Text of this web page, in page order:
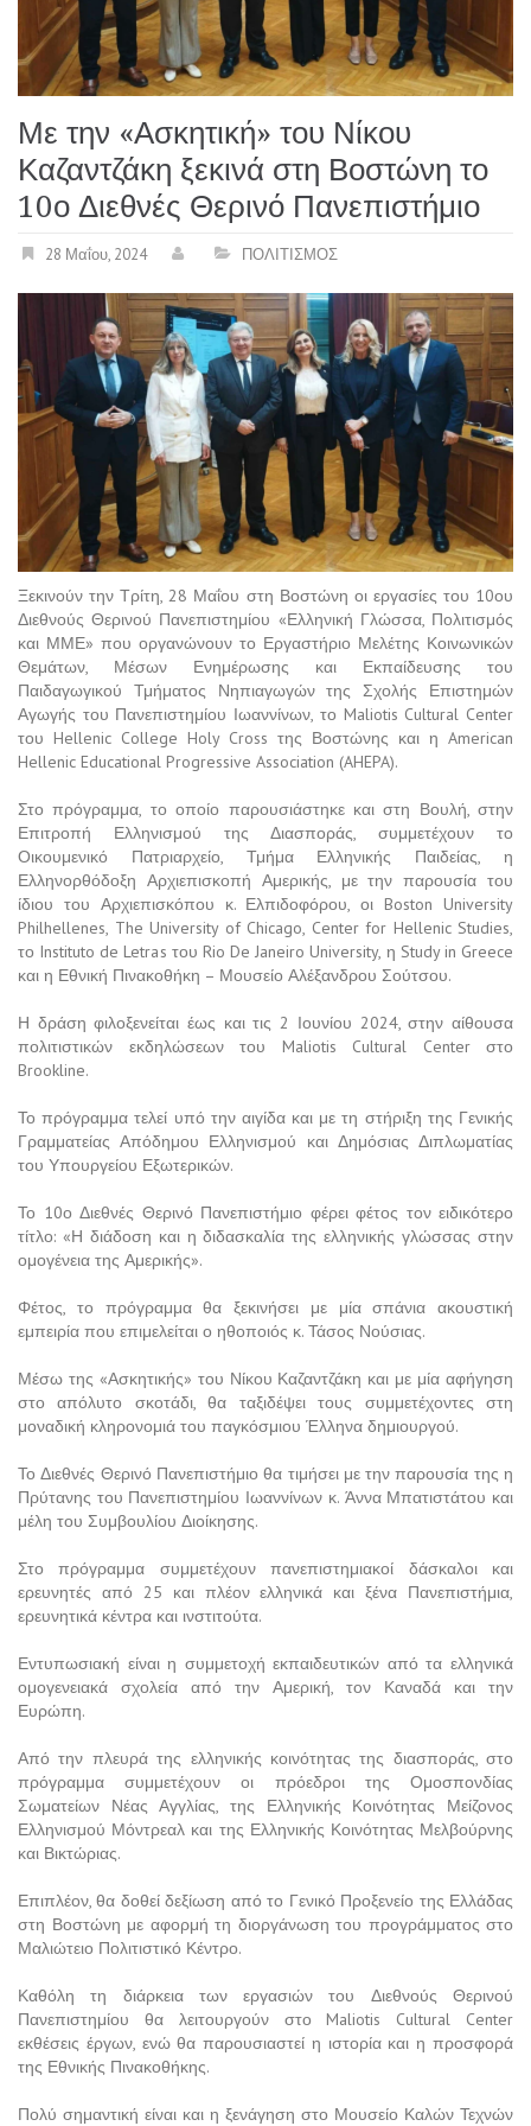
Με την «Ασκητική» του Νίκου
Καζαντζάκη ξεκινά στη Βοστώνη το
10ο Διεθνές Θερινό Πανεπιστήμιο
28 Μαΐου, 2024 ΠΟΛΙΤΙΣΜΟΣ
Ξεκινούν την Τρίτη, 28 Μαΐου στη Βοστώνη οι εργασίες του 10ου
Διεθνούς Θερινού Πανεπιστημίου «Ελληνική Γλώσσα, Πολιτισμός
και ΜΜΕ» που οργανώνουν το Εργαστήριο Μελέτης Κοινωνικών
Θεμάτων, Μέσων Ενημέρωσης και Εκπαίδευσης του
Παιδαγωγικού Τμήματος Νηπιαγωγών της Σχολής Επιστημών
Αγωγής του Πανεπιστημίου Ιωαννίνων, το Maliotis Cultural Center
του Hellenic College Holy Cross της Βοστώνης και η American
Hellenic Educational Progressive Association (AHEPA).
Στο πρόγραμμα, το οποίο παρουσιάστηκε και στη Βουλή, στην
Επιτροπή Ελληνισμού της Διασποράς, συμμετέχουν το
Οικουμενικό Πατριαρχείο, Τμήμα Ελληνικής Παιδείας, η
Ελληνορθόδοξη Αρχιεπισκοπή Αμερικής, με την παρουσία του
ίδιου του Αρχιεπισκόπου κ. Ελπιδοφόρου, οι Boston University
Philhellenes, The University of Chicago, Center for Hellenic Studies,
το Instituto de Letras του Rio De Janeiro University, η Study in Greece
και η Εθνική Πινακοθήκη – Μουσείο Αλέξανδρου Σούτσου.
Η δράση φιλοξενείται έως και τις 2 Ιουνίου 2024, στην αίθουσα
πολιτιστικών εκδηλώσεων του Maliotis Cultural Center στο
Brookline.
Το πρόγραμμα τελεί υπό την αιγίδα και με τη στήριξη της Γενικής
Γραμματείας Απόδημου Ελληνισμού και Δημόσιας Διπλωματίας
του Υπουργείου Εξωτερικών.
Το 10ο Διεθνές Θερινό Πανεπιστήμιο φέρει φέτος τον ειδικότερο
τίτλο: «Η διάδοση και η διδασκαλία της ελληνικής γλώσσας στην
ομογένεια της Αμερικής».
Φέτος, το πρόγραμμα θα ξεκινήσει με μία σπάνια ακουστική
εμπειρία που επιμελείται ο ηθοποιός κ. Τάσος Νούσιας.
Μέσω της «Ασκητικής» του Νίκου Καζαντζάκη και με μία αφήγηση
στο απόλυτο σκοτάδι, θα ταξιδέψει τους συμμετέχοντες στη
μοναδική κληρονομιά του παγκόσμιου Έλληνα δημιουργού.
Το Διεθνές Θερινό Πανεπιστήμιο θα τιμήσει με την παρουσία της η
Πρύτανης του Πανεπιστημίου Ιωαννίνων κ. Άννα Μπατιστάτου και
μέλη του Συμβουλίου Διοίκησης.
Στο πρόγραμμα συμμετέχουν πανεπιστημιακοί δάσκαλοι και
ερευνητές από 25 και πλέον ελληνικά και ξένα Πανεπιστήμια,
ερευνητικά κέντρα και ινστιτούτα.
Εντυπωσιακή είναι η συμμετοχή εκπαιδευτικών από τα ελληνικά
ομογενειακά σχολεία από την Αμερική, τον Καναδά και την
Ευρώπη.
Από την πλευρά της ελληνικής κοινότητας της διασποράς, στο
πρόγραμμα συμμετέχουν οι πρόεδροι της Ομοσπονδίας
Σωματείων Νέας Αγγλίας, της Ελληνικής Κοινότητας Μείζονος
Ελληνισμού Μόντρεαλ και της Ελληνικής Κοινότητας Μελβούρνης
και Βικτώριας.
Επιπλέον, θα δοθεί δεξίωση από το Γενικό Προξενείο της Ελλάδας
στη Βοστώνη με αφορμή τη διοργάνωση του προγράμματος στο
Μαλιώτειο Πολιτιστικό Κέντρο.
Καθόλη τη διάρκεια των εργασιών του Διεθνούς Θερινού
Πανεπιστημίου θα λειτουργούν στο Maliotis Cultural Center
εκθέσεις έργων, ενώ θα παρουσιαστεί η ιστορία και η προσφορά
της Εθνικής Πινακοθήκης.
Πολύ σημαντική είναι και η ξενάγηση στο Μουσείο Καλών Τεχνών